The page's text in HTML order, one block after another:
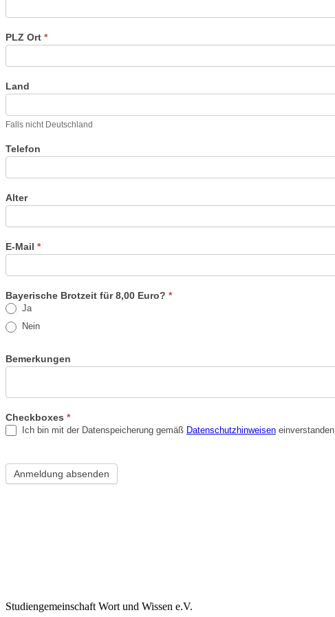
PLZ Ort *
Land
Falls nicht Deutschland
Telefon
Alter
E-Mail *
Bayerische Brotzeit für 8,00 Euro? *
Ja
Nein
Bemerkungen
Checkboxes *
Ich bin mit der Datenspeicherung gemäß Datenschutzhinweisen einverstanden.
Anmeldung absenden
Studiengemeinschaft Wort und Wissen e.V.